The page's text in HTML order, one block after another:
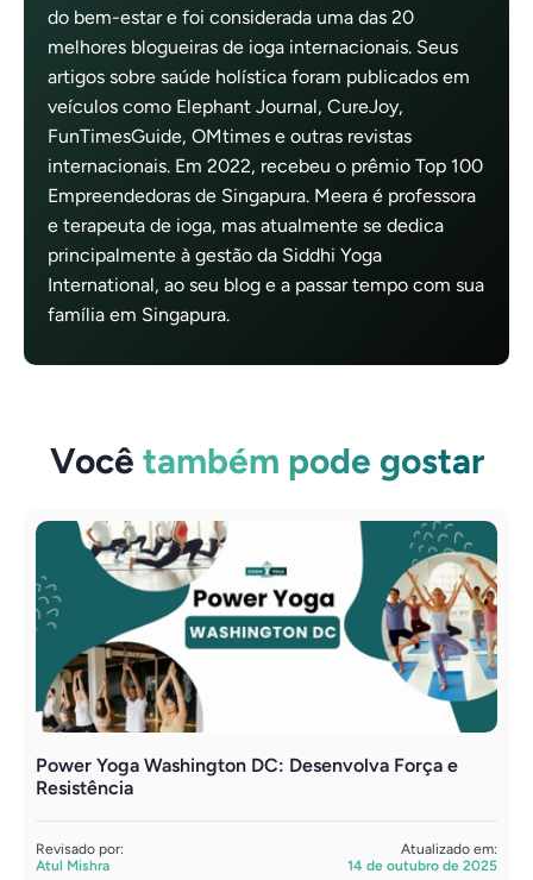
do bem-estar e foi considerada uma das 20
melhores blogueiras de ioga internacionais. Seus
artigos sobre saúde holística foram publicados em
veículos como Elephant Journal, CureJoy,
FunTimesGuide, OMtimes e outras revistas
internacionais. Em 2022, recebeu o prêmio Top 100
Empreendedoras de Singapura. Meera é professora
e terapeuta de ioga, mas atualmente se dedica
principalmente à gestão da Siddhi Yoga
International, ao seu blog e a passar tempo com sua
família em Singapura.
Você também pode gostar
Power Yoga Washington DC: Desenvolva Força e
Resistência
Revisado por:
Atul Mishra
Atualizado em:
14 de outubro de 2025